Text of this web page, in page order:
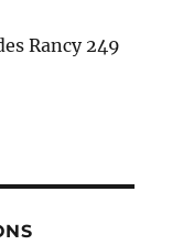
Rancy 249